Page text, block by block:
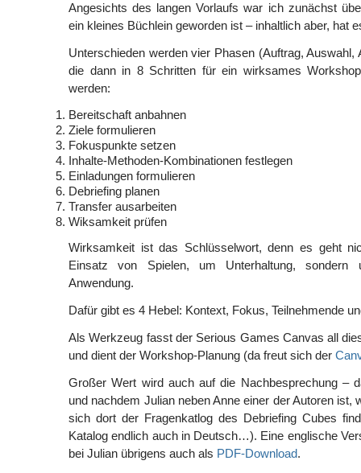
Angesichts des langen Vorlaufs war ich zunächst
ein kleines Büchlein geworden ist – inhaltlich aber, hat
Unterschieden werden vier Phasen (Auftrag, Auswahl,
die dann in 8 Schritten für ein wirksames
werden:
Bereitschaft anbahnen
Ziele formulieren
Fokuspunkte setzen
Inhalte-Methoden-Kombinationen festlegen
Einladungen formulieren
Debriefing planen
Transfer ausarbeiten
Wiksamkeit prüfen
Wirksamkeit ist das Schlüsselwort, denn es geht
Einsatz von Spielen, um Unterhaltung, sondern
Anwendung.
Dafür gibt es 4 Hebel: Kontext, Fokus, Teilnehmende
Als Werkzeug fasst der Serious Games Canvas all
und dient der Workshop-Planung (da freut sich der
Großer Wert wird auch auf die Nachbesprechung –
und nachdem Julian neben Anne einer der Autoren ist,
sich dort der Fragenkatlog des Debriefing Cubes
Katalog endlich auch in Deutsch…). Eine englische
bei Julian übrigens auch als PDF-Download.